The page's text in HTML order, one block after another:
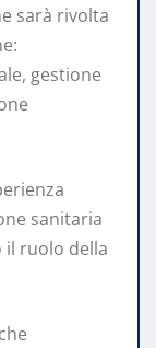
sarà rivolta
gestione
sanitaria
il ruolo della